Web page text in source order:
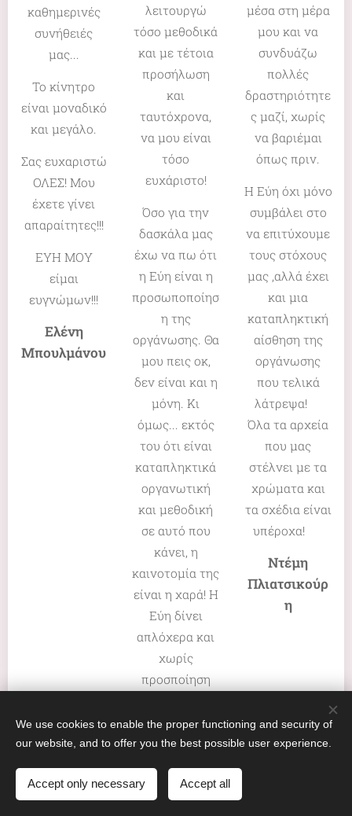
καθημερινές
συνήθειές
μας...
Το κίνητρο
είναι μοναδικό
και μεγάλο.
Σας ευχαριστώ
ΟΛΕΣ! Μου
έχετε γίνει
απαραίτητες!!!
ΕΥΗ ΜΟΥ
είμαι
ευγνώμων!!!
Ελένη
Μπουλμάνου
λειτουργώ
τόσο μεθοδικά
και με τέτοια
προσήλωση
και
ταυτόχρονα,
να μου είναι
τόσο
ευχάριστο!
Όσο για την
δασκάλα μας
έχω να πω ότι
η Εύη είναι η
προσωποποίησ
η της
οργάνωσης. Θα
μου πεις οκ,
δεν είναι και η
μόνη. Κι
όμως... εκτός
του ότι είναι
καταπληκτικά
οργανωτική
και μεθοδική
σε αυτό που
κάνει, η
καινοτομία της
είναι η χαρά! Η
Εύη δίνει
απλόχερα και
χωρίς
προσποίηση
και τη χαρά
που διαθέτει,
μεταφέροντας
μας τις
μέσα στη μέρα
μου και να
συνδυάζω
πολλές
δραστηριότητε
ς μαζί, χωρίς
να βαριέμαι
όπως πριν.
Η Εύη όχι μόνο
συμβάλει στο
να επιτύχουμε
τους στόχους
μας ,αλλά έχει
και μια
καταπληκτική
αίσθηση της
οργάνωσης
που τελικά
λάτρεψα!😍
Όλα τα αρχεία
που μας
στέλνει με τα
χρώματα και
τα σχέδια είναι
υπέροχα! 😍
Ντέμη
Πλιατσικούρ
η
We use cookies to enable the proper functioning and security of
our website, and to offer you the best possible user experience.
Accept only necessary Accept all